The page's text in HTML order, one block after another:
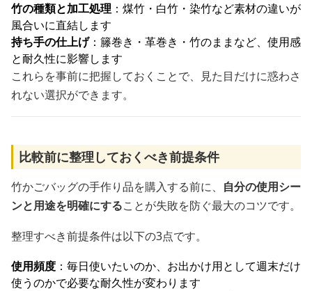
竹の種類と加工処理 ：煤竹・白竹・染竹など素材の違いが
風合いに直結します
持ち手の仕上げ：籐巻き・革巻き・竹のままなど、使用感
と耐久性に影響します
これらを事前に把握しておくことで、見た目だけに惑わさ
れない選択ができます。
比較前に整理しておくべき前提条件
竹かごバッグの手作り品を購入する前に、 自分の使用シー
ンと用途を明確にすることが失敗を防ぐ最大のコツです。
整理すべき前提条件は以下の3点です。
使用頻度 ：毎日使いたいのか、お出かけ用として週末だけ
使うのかで必要な耐久性が変わります